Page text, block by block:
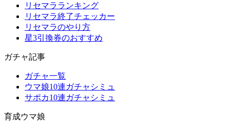
リセマラランキング
リセマラ終了チェッカー
リセマラのやり方
星3引換券のおすすめ
ガチャ記事
ガチャ一覧
ウマ娘10連ガチャシミュ
サポカ10連ガチャシミュ
育成ウマ娘